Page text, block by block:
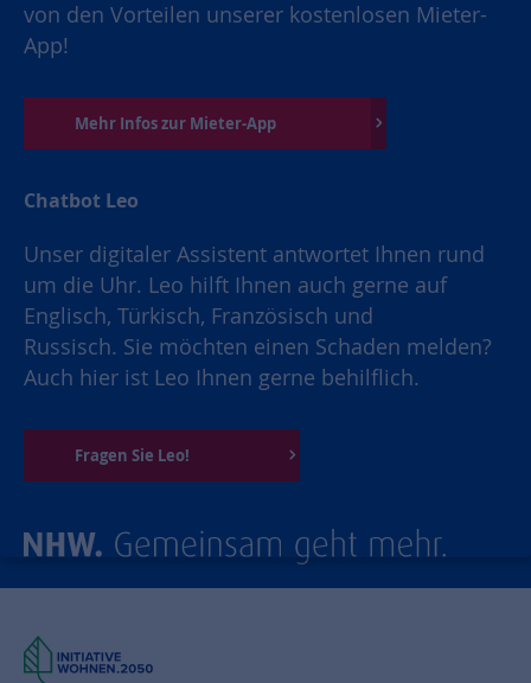
von den Vorteilen unserer kostenlosen Mieter-
App!
Mehr Infos zur Mieter-App
Chatbot Leo
Unser digitaler Assistent antwortet Ihnen rund
um die Uhr. Leo hilft Ihnen auch gerne auf
Englisch, Türkisch, Französisch und
Russisch. Sie möchten einen Schaden melden?
Auch hier ist Leo Ihnen gerne behilflich.
Fragen Sie Leo!